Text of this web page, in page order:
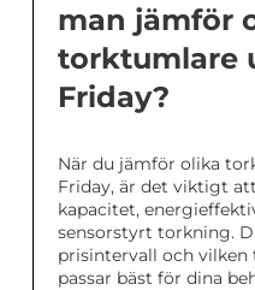
man jämför
torktumlare
Friday?
När du jämför olika
Friday, är det viktigt
kapacitet,
sensorstyrt torkning.
prisintervall och
passar bäst för dina